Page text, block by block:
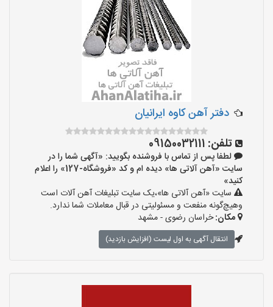
دفتر آهن کاوه ایرانیان
تلفن: 09150032111
لطفا پس از تماس با فروشنده بگویید: «آگهی شما را در
سایت «آهن آلاتی ها» دیده ام و کد «فروشگاه-127» را اعلام
کنید»
سایت «آهن آلاتی ها»،یک سایت تبلیغات آهن آلات است
وهیچ‌گونه منفعت و مسئولیتی در قبال معاملات شما ندارد.
مکان:خراسان رضوی - مشهد
انتقال آگهی به اول لیست (افزایش بازدید)